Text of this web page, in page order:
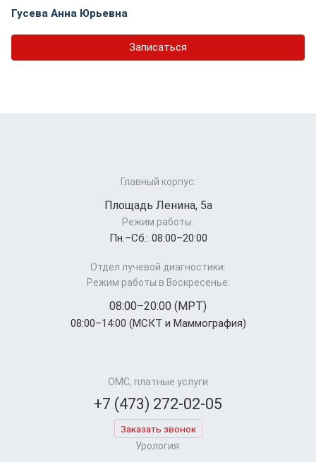
Гусева Анна Юрьевна
Записаться
Главный корпус:
Площадь Ленина, 5а
Режим работы:
Пн.–Cб.: 08:00–20:00
Отдел лучевой диагностики:
Режим работы в Воскресенье:
08:00–20:00 (МРТ)
08:00–14:00 (МСКТ и Маммография)
ОМС, платные услуги
+7 (473) 272-02-05
Заказать звонок
Урология: